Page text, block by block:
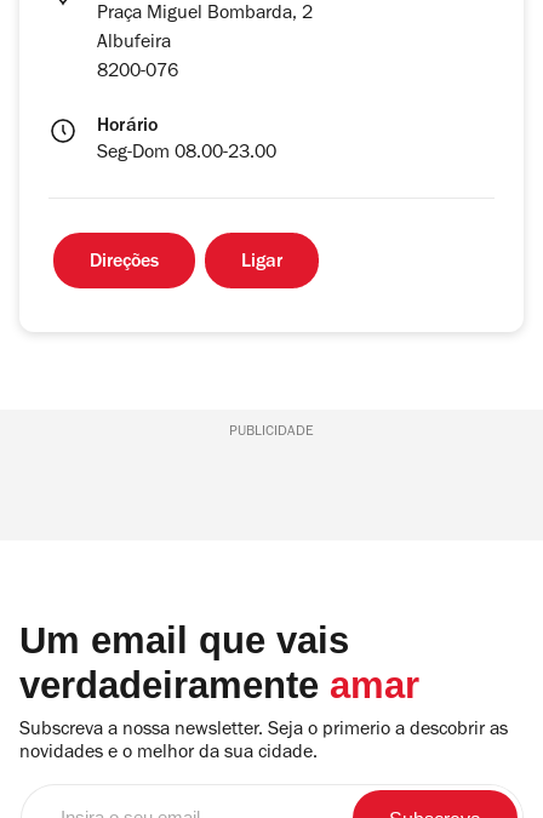
Praça Miguel Bombarda, 2
Albufeira
8200-076
Horário
Seg-Dom 08.00-23.00
Direções Ligar
PUBLICIDADE
Um email que vais
verdadeiramente amar
Subscreva a nossa newsletter. Seja o primerio a descobrir as
novidades e o melhor da sua cidade.